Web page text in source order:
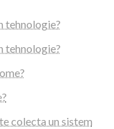
tehnologie?
tehnologie?
colecta un sistem